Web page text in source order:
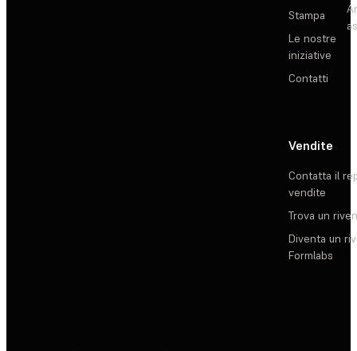
Stampa
Le nostre
iniziative
Contatti
Vendite
Contatta il
vendite
Trova un
Diventa un
Formlabs